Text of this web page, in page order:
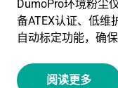
DumoPro环境粉尘
备ATEX认证、低维
自动标定功能，确
阅读更多